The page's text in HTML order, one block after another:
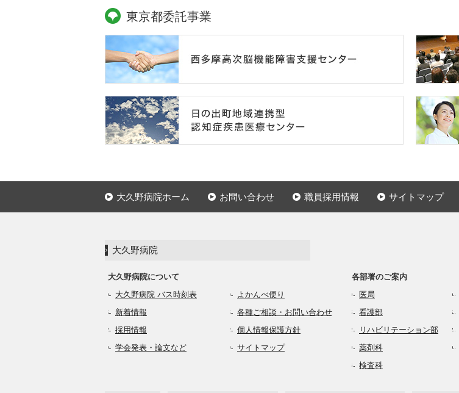
東京都委託事業
大久野病院ホーム お問い合わせ 職員採用情報 サイトマップ
大久野病院
大久野病院について
大久野病院 バス時刻表
よかんべ便り
新着情報
各種ご相談・お問い合わせ
採用情報
個人情報保護方針
学会発表・論文など
サイトマップ
各部署のご案内
医局
看護部
リハビリテーション部
薬剤科
検査科